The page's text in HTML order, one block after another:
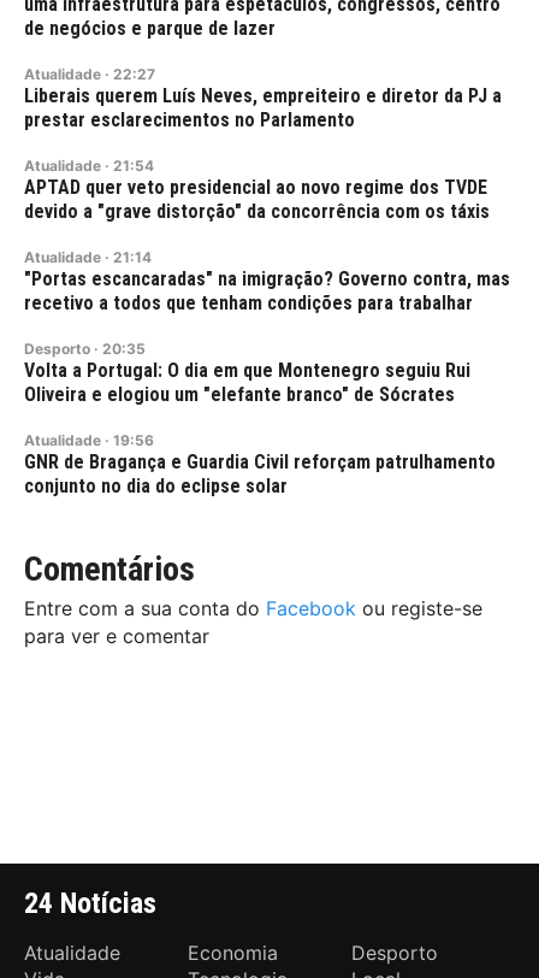
de negócios e parque de lazer
Atualidade · 22:27
Liberais querem Luís Neves, empreiteiro e diretor da PJ a
prestar esclarecimentos no Parlamento
Atualidade · 21:54
APTAD quer veto presidencial ao novo regime dos TVDE
devido a "grave distorção" da concorrência com os táxis
Atualidade · 21:14
"Portas escancaradas" na imigração? Governo contra, mas
recetivo a todos que tenham condições para trabalhar
Desporto · 20:35
Volta a Portugal: O dia em que Montenegro seguiu Rui
Oliveira e elogiou um "elefante branco" de Sócrates
Atualidade · 19:56
GNR de Bragança e Guardia Civil reforçam patrulhamento
conjunto no dia do eclipse solar
Comentários
Entre com a sua conta do Facebook ou registe-se
para ver e comentar
24 Notícias
Atualidade Economia
Desporto